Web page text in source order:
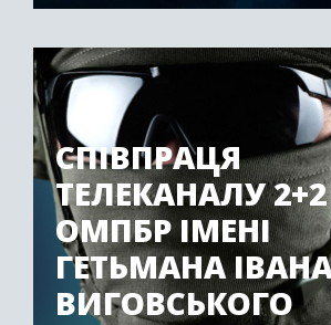
СПІВПРАЦЯ
ТЕЛЕКАНАЛУ 2+2
ОМПБР ІМЕНІ
ГЕТЬМАНА
ВИГОВСЬКОГО